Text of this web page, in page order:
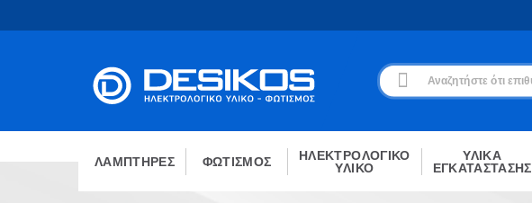
ΛΑΜΠΤΗΡΕΣ ΦΩΤΙΣΜΟΣ
ΗΛΕΚΤΡΟΛΟΓΙΚΟ
ΥΛΙΚΟ
ΥΛΙΚΑ
ΕΓΚΑΤΑΣΤΑΣΗΣ